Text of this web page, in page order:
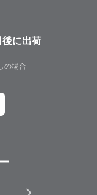
後に出荷
の場合